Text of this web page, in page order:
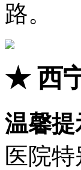
路。
★西
温馨提
医院